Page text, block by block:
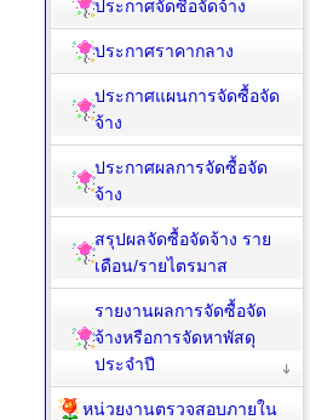
ประกาศจัดซื้อจัดจ้าง
ประกาศราคากลาง
ประกาศแผนการจัดซื้อจัด
จ้าง
ประกาศผลการจัดซื้อจัด
จ้าง
สรุปผลจัดซื้อจัดจ้าง ราย
เดือน/รายไตรมาส
รายงานผลการจัดซื้อจัด
จ้างหรือการจัดหาพัสดุ
ประจำปี
หน่วยงานตรวจสอบภายใน